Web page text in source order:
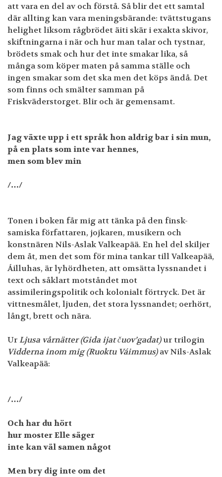
att vara en del av och förstå. Så blir det ett samtal
där allting kan vara meningsbärande: tvättstugans
helighet liksom rågbrödet äiti skär i exakta skivor,
skiftningarna i när och hur man talar och tystnar,
brödets smak och hur det inte smakar lika, så
många som köper maten på samma ställe och
ingen smakar som det ska men det köps ändå. Det
som finns och smälter samman på
Friskväderstorget. Blir och är gemensamt.
Jag växte upp i ett språk hon aldrig bar i sin mun,
på en plats som inte var hennes,
men som blev min
/…/
Tonen i boken får mig att tänka på den finsk-
samiska författaren, jojkaren, musikern och
konstnären Nils-Aslak Valkeapää. En hel del skiljer
dem åt, men det som för mina tankar till Valkeapää,
Áilluhas, är lyhördheten, att omsätta lyssnandet i
text och såklart motståndet mot
assimileringspolitik och kolonialt förtryck. Det är
vittnesmålet, ljuden, det stora lyssnandet; oerhört,
långt, brett och nära.
UrLjusa vårnätter (Gida ijatčuov’gadat)ur trilogin
Vidderna inom mig (Ruoktu Váimmus)av Nils-Aslak
Valkeapää:
/…/
Och har du hört
hur moster Elle säger
inte kan väl samen något
Men bry dig inte om det